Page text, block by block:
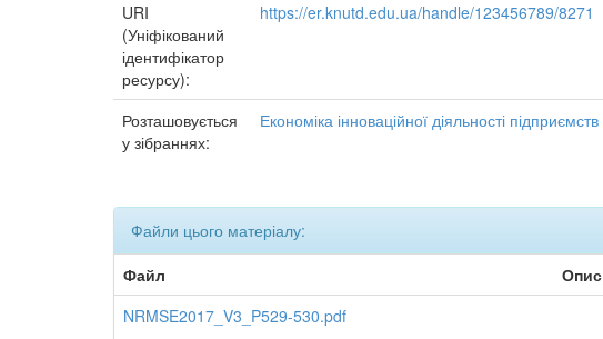
URI
(Уніфікований
ідентифікатор
ресурсу):
https://er.knutd.edu.ua/handle/123456789/8271
Розташовується
у зібраннях:
Економіка інноваційної діяльності підприємств
Файли цього матеріалу:
Файл
Опис
NRMSE2017_V3_P529-530.pdf